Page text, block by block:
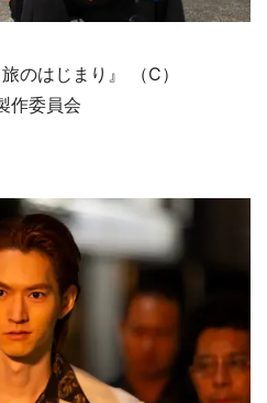
のはじまり』 （C）
作委員会